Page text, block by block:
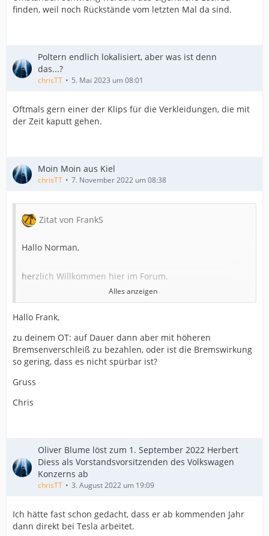
finden, weil noch Rückstände vom letzten Mal da sind.
Poltern endlich lokalisiert, aber was ist denn
das...?
chrisTT 5. Mai 2023 um 08:01
Oftmals gern einer der Klips für die Verkleidungen, die mit
der Zeit kaputt gehen.
Moin Moin aus Kiel
chrisTT 7. November 2022 um 08:38
Zitat von FrankS
Hallo Norman,
herzlich Willkommen hier im Forum.
Mich würde sehr der Kauf und die ganze Abwicklung
über Autohero interessieren. Vielleicht kannst du da
größeren Bildern der Anlieferung, dein Avatar- Bild
macht mich neugierig.
Übrigens - und eher Off Topic - mein Sprinter hat auch
Servolenkung, der Spurhalte- Assi kann aber trotzdem
Auto auch wieder in die Spur - oder in Richtung des zu
überholenden Radfahrers. Umfahren geht ja auf
verschiedene Arten..
Gruss
frank
Alles anzeigen
Hallo Frank,
zu deinem OT: auf Dauer dann aber mit höheren
Bremsenverschleiß zu bezahlen, oder ist die Bremswirkung
so gering, dass es nicht spürbar ist?
Gruss
Chris
Oliver Blume löst zum 1. September 2022 Herbert
Diess als Vorstandsvorsitzenden des Volkswagen
Konzerns ab
chrisTT 3. August 2022 um 19:09
Ich hätte fast schon gedacht, dass er ab kommenden Jahr
dann direkt bei Tesla arbeitet.